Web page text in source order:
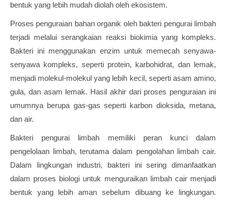
bentuk yang lebih mudah diolah oleh ekosistem.
Proses penguraian bahan organik oleh bakteri pengurai limbah
terjadi melalui serangkaian reaksi biokimia yang kompleks.
Bakteri ini menggunakan enzim untuk memecah senyawa-
senyawa kompleks, seperti protein, karbohidrat, dan lemak,
menjadi molekul-molekul yang lebih kecil, seperti asam amino,
gula, dan asam lemak. Hasil akhir dari proses penguraian ini
umumnya berupa gas-gas seperti karbon dioksida, metana,
dan air.
Bakteri pengurai limbah memiliki peran kunci dalam
pengelolaan limbah, terutama dalam pengolahan limbah cair.
Dalam lingkungan industri, bakteri ini sering dimanfaatkan
dalam proses biologi untuk menguraikan limbah cair menjadi
bentuk yang lebih aman sebelum dibuang ke lingkungan.